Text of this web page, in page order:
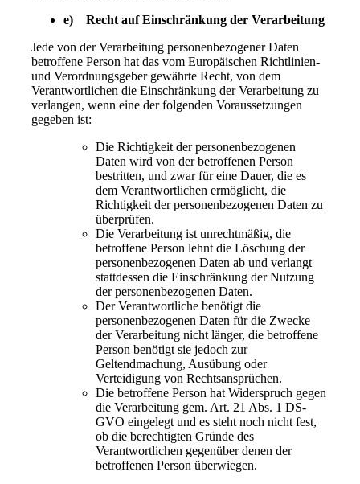
e) Recht auf Einschränkung der Verarbeitung
Jede von der Verarbeitung personenbezogener Daten
betroffene Person hat das vom Europäischen Richtlinien-
und Verordnungsgeber gewährte Recht, von dem
Verantwortlichen die Einschränkung der Verarbeitung zu
verlangen, wenn eine der folgenden Voraussetzungen
gegeben ist:
Die Richtigkeit der personenbezogenen
Daten wird von der betroffenen Person
bestritten, und zwar für eine Dauer, die es
dem Verantwortlichen ermöglicht, die
Richtigkeit der personenbezogenen Daten zu
überprüfen.
Die Verarbeitung ist unrechtmäßig, die
betroffene Person lehnt die Löschung der
personenbezogenen Daten ab und verlangt
stattdessen die Einschränkung der Nutzung
der personenbezogenen Daten.
Der Verantwortliche benötigt die
personenbezogenen Daten für die Zwecke
der Verarbeitung nicht länger, die betroffene
Person benötigt sie jedoch zur
Geltendmachung, Ausübung oder
Verteidigung von Rechtsansprüchen.
Die betroffene Person hat Widerspruch gegen
die Verarbeitung gem. Art. 21 Abs. 1 DS-
GVO eingelegt und es steht noch nicht fest,
ob die berechtigten Gründe des
Verantwortlichen gegenüber denen der
betroffenen Person überwiegen.